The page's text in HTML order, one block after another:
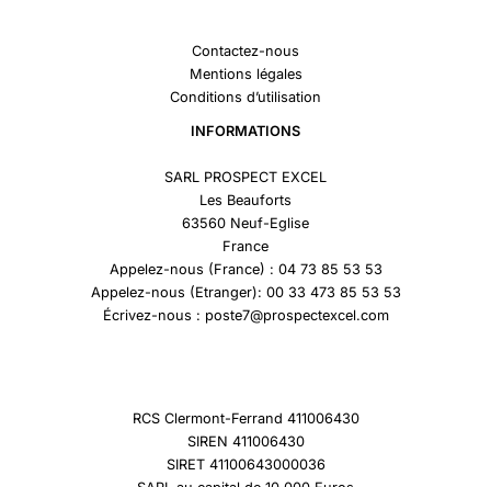
Contactez-nous
Mentions légales
Conditions d’utilisation
INFORMATIONS
SARL PROSPECT EXCEL
Les Beauforts
63560 Neuf-Eglise
France
Appelez-nous (France) : 04 73 85 53 53
Appelez-nous (Etranger): 00 33 473 85 53 53
Écrivez-nous : poste7@prospectexcel.com
RCS Clermont-Ferrand 411006430
SIREN 411006430
SIRET 41100643000036